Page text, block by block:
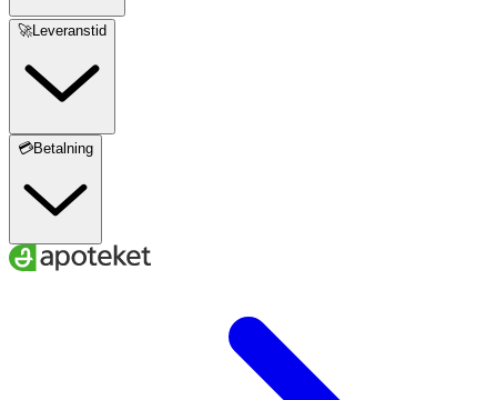
🚀Leveranstid
💳Betalning